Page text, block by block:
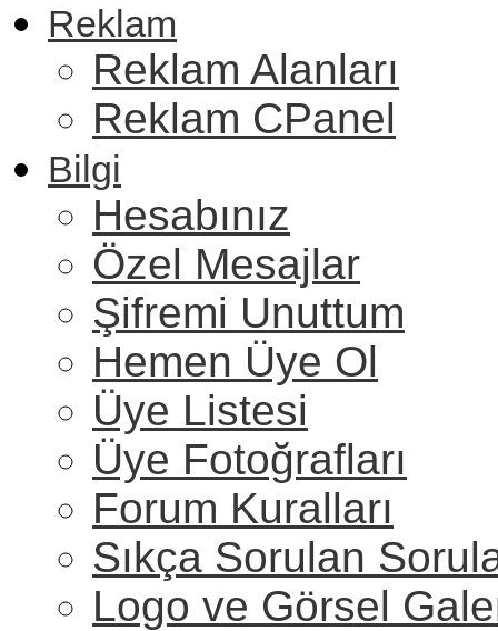
Reklam
Reklam Alanları
Reklam CPanel
Bilgi
Hesabınız
Özel Mesajlar
Şifremi Unuttum
Hemen Üye Ol
Üye Listesi
Üye Fotoğrafları
Forum Kuralları
Sıkça Sorulan
Logo ve Görsel